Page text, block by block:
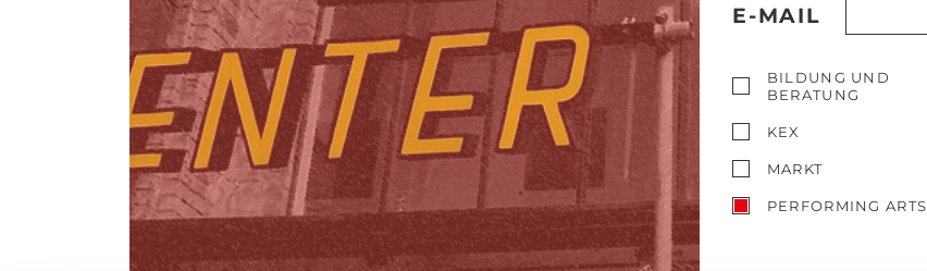
E-MAIL
BILDUNG UND
BERATUNG
KEX
MARKT
PERFORMING ARTS